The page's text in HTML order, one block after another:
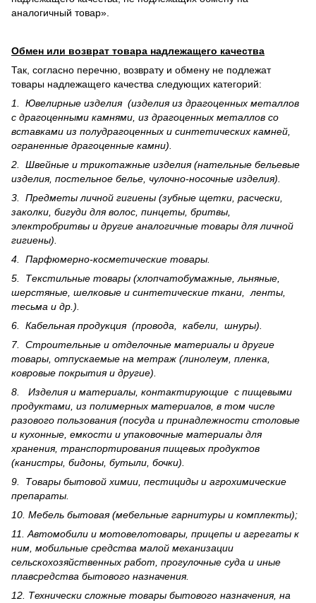
аналогичный товар».
Обмен или возврат товара надлежащего качества
Так, согласно перечню, возврату и обмену не подлежат
товары надлежащего качества следующих категорий:
1. Ювелирные изделия (изделия из драгоценных металлов
с драгоценными камнями, из драгоценных металлов со
вставками из полудрагоценных и синте­тических камней,
ограненные драгоценные камни).
2. Швейные и трикотажные изделия (нательные бельевые
изделия, постельное белье, чулочно-носочные изделия).
3. Предметы личной гигиены (зубные щетки, расчески,
заколки, бигуди для волос, пинцеты, бритвы,
электробритвы и другие аналогичные товары для личной
гигиены).
4. Парфюмерно-косметические товары.
5. Текстильные товары (хлопчатобумажные, льняные,
шерс­тя­ные, шелковые и синтетические ткани, ленты,
тесьма и др.).
6. Кабельная продукция (провода, кабели, шнуры).
7. Строительные и отделочные материалы и другие
товары, отпускаемые на метраж (линолеум, пленка,
ковровые покрытия и другие).
8. Изделия и материалы, контактирующие с пищевыми
продуктами, из полимерных материалов, в том числе
разового пользования (посуда и принадлежности столовые
и кухонные, емкости и упаковочные материалы для
хранения, транспортирования пищевых продуктов
(канистры, бидоны, бутыли, бочки).
9. Товары бытовой химии, пестициды и агрохи­мические
препараты.
10. Мебель бытовая (мебельные гарнитуры и комплекты);
11. Автомобили и мотовелотовары, прицепы и агрегаты к
ним, мобильные средства малой механизации
сельскохозяйственных работ, прогулочные суда и иные
плавсредства бытового назначения.
12. Технически сложные товары бытового назна­чения, на